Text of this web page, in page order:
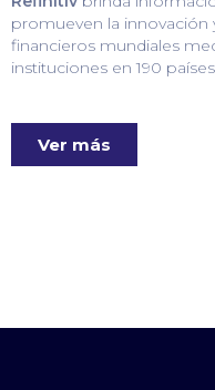
promueven la
financieros mundiales
instituciones en 190
Ver más